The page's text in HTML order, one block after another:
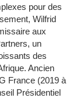
pour des
Wilfrid
aux
un
des
Ancien
France (2019 à
Présidentiel